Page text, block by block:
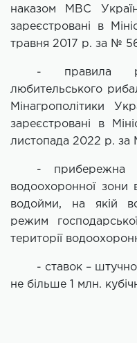
наказом МВС
зареєстровані в
травня 2017 р. за №
- правила
любительського
Мінагрополітики
зареєстровані в
листопада 2022 р. за
- прибережна
водоохоронної зони
водойми, на якій
режим
території
- ставок –
не більше 1 млн.